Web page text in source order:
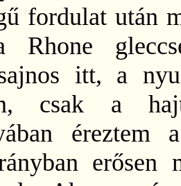
fordulat után
itt, a
csak a
éreztem
erősen